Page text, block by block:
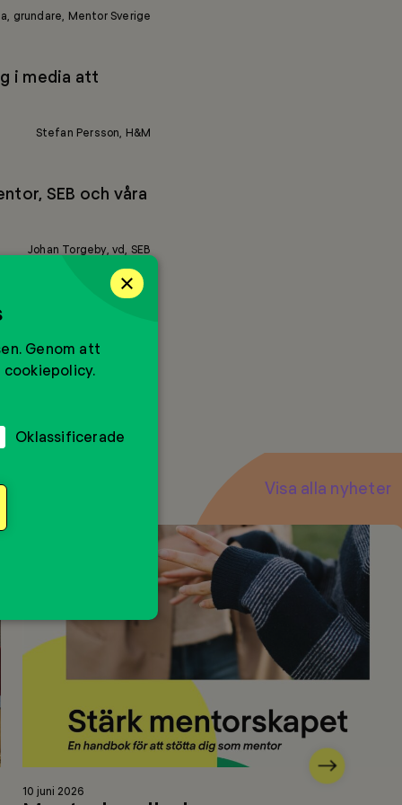
grundare, Mentor Sverige
i media att
Stefan Persson, H&M
SEB och våra
Johan Torgeby, vd, SEB
Ska vi
Visa alla nyheter
Läs
10 juni 2026
Nästa
×
Genom att
Oklassificerade